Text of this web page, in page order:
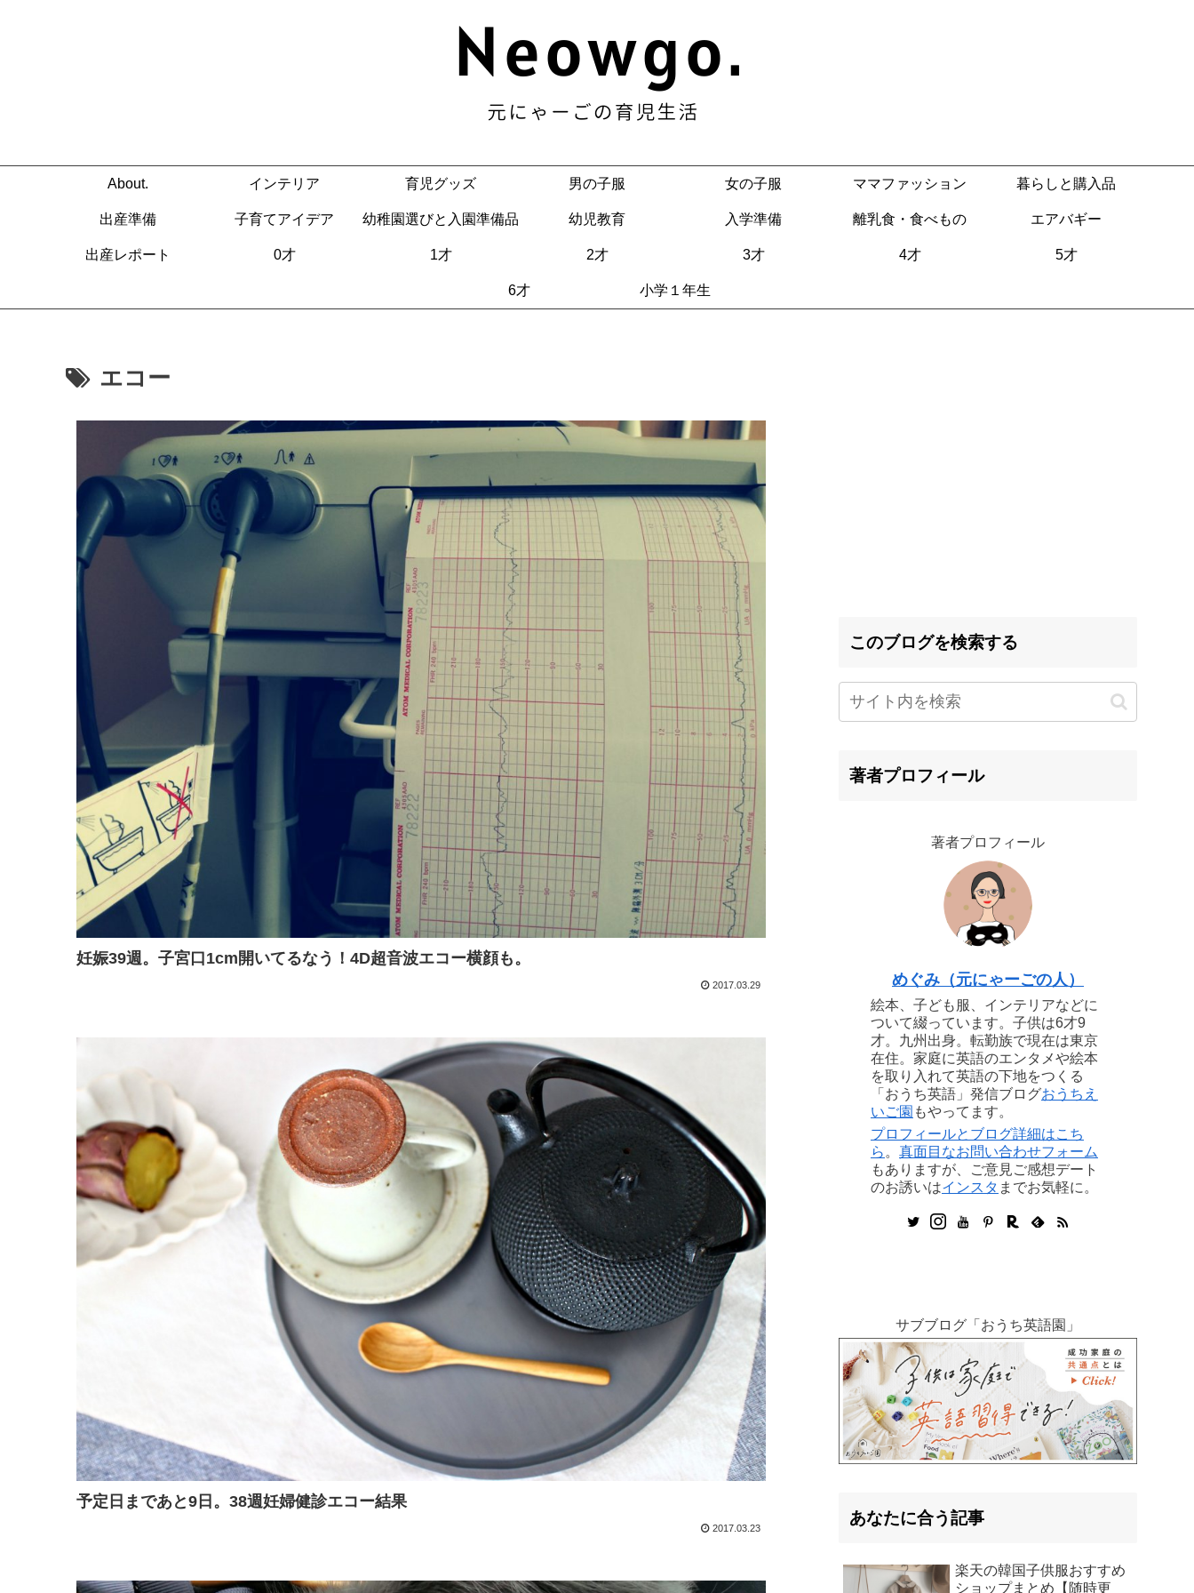
About. インテリア 育児グッズ 男の子服 女の子服 ママファッション 暮らしと購入品
出産準備 子育てアイデア 幼稚園選びと入園準備品 幼児教育 入学準備 離乳食・食べもの エアバギー
出産レポート 0才 1才 2才 3才 4才 5才
6才 小学１年生
エコー
妊娠39週。子宮口1cm開いてるなう！4D超音波エコー横顔も。
2017.03.29
予定日まであと9日。38週妊婦健診エコー結果
2017.03.23
このブログを検索する
著者プロフィール
著者プロフィール
めぐみ（元にゃーごの人）
絵本、子ども服、インテリアなどに
ついて綴っています。子供は6才9
才。九州出身。転勤族で現在は東京
在住。家庭に英語のエンタメや絵本
を取り入れて英語の下地をつくる
「おうち英語」発信ブログおうちえ
いご園 もやってます。
プロフィールとブログ詳細はこち
ら 。 真面目なお問い合わせフォーム
もありますが、ご意見ご感想デート
のお誘いはインスタ までお気軽に。
サブブログ「おうち英語園」
あなたに合う記事
楽天の韓国子供服おすすめ
ショップまとめ【随時更